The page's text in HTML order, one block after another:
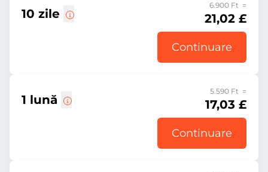
10 zile
6.900 Ft =
21,02 £
Continuare
1 lună
5.590 Ft =
17,03 £
Continuare